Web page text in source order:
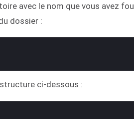
avec le nom que vous avez
dossier :
ci-dessous :